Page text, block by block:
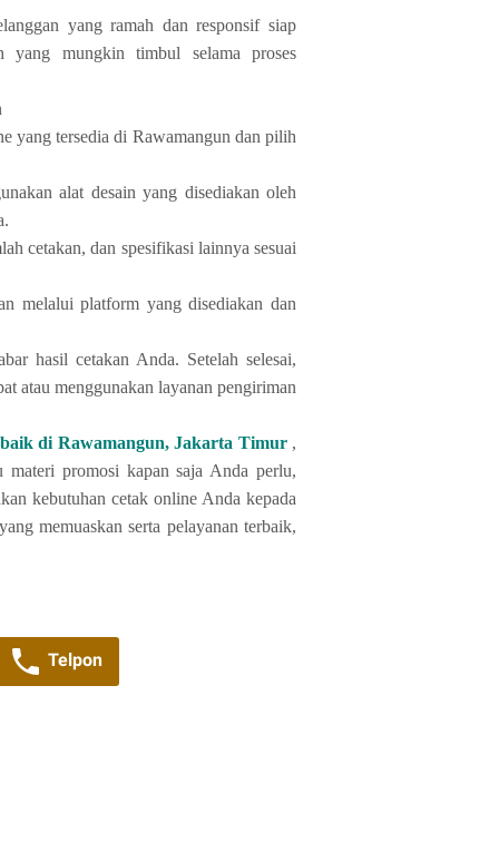
yang ramah dan responsif siap
yang mungkin timbul selama proses
yang tersedia di Rawamangun dan pilih
alat desain yang disediakan oleh
cetakan, dan spesifikasi lainnya sesuai
melalui platform yang disediakan dan
hasil cetakan Anda. Setelah selesai,
atau menggunakan layanan pengiriman
di Rawamangun, Jakarta Timur,
materi promosi kapan saja Anda perlu,
kebutuhan cetak online Anda kepada
memuaskan serta pelayanan terbaik,
Telpon